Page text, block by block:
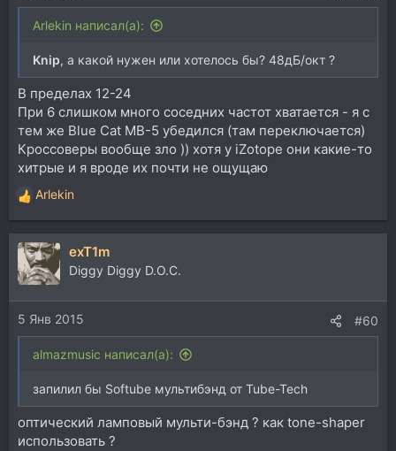
Arlekin написал(а):
Knip, а какой нужен или хотелось бы? 48дБ/окт ?
В пределах 12-24
При 6 слишком много соседних частот хватается - я с
тем же Blue Cat MB-5 убедился (там переключается)
Кроссоверы вообще зло )) хотя у iZotope они какие-то
хитрые и я вроде их почти не ощущаю
Р
е
а
к
ц
и
и
:
Arlekin
exT1m
Diggy Diggy D.O.C.
5 Янв 2015 #60
almazmusic написал(а):
запилил бы Softube мультибэнд от Tube-Tech
оптический ламповый мульти-бэнд ? как tone-shaper
использовать ?